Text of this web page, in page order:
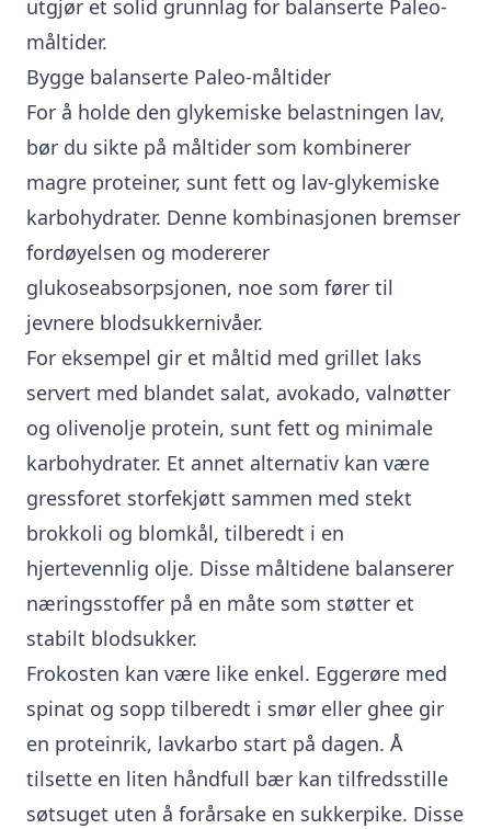
utgjør et solid grunnlag for balanserte Paleo-
måltider.
Bygge balanserte Paleo-måltider
For å holde den glykemiske belastningen lav,
bør du sikte på måltider som kombinerer
magre proteiner, sunt fett og lav-glykemiske
karbohydrater. Denne kombinasjonen bremser
fordøyelsen og modererer
glukoseabsorpsjonen, noe som fører til
jevnere blodsukkernivåer.
For eksempel gir et måltid med grillet laks
servert med blandet salat, avokado, valnøtter
og olivenolje protein, sunt fett og minimale
karbohydrater. Et annet alternativ kan være
gressforet storfekjøtt sammen med stekt
brokkoli og blomkål, tilberedt i en
hjertevennlig olje. Disse måltidene balanserer
næringsstoffer på en måte som støtter et
stabilt blodsukker.
Frokosten kan være like enkel. Eggerøre med
spinat og sopp tilberedt i smør eller ghee gir
en proteinrik, lavkarbo start på dagen. Å
tilsette en liten håndfull bær kan tilfredsstille
søtsuget uten å forårsake en sukkerpike. Disse